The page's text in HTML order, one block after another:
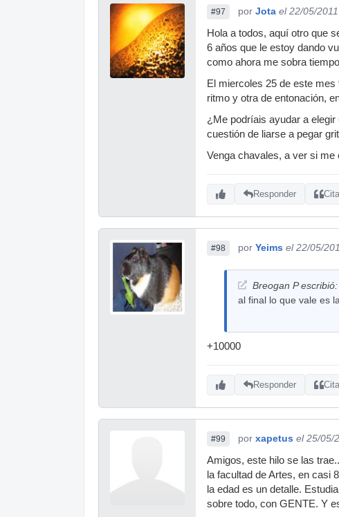
#97 por Jota el 22/05/2011
Hola a todos, aquí otro que
6 años que le estoy dando
como ahora me sobra
El miercoles 25 de este
ritmo y otra de entonación,
¿Me podríais ayudar a
cuestión de liarse a pegar
Venga chavales, a ver si me
Responder
#98 por Yeims el 22/05/
Breogan P escribió:
al final lo que vale es
+10000
Responder
#99 por xapetus el 25/05/
Amigos, este hilo se las
la facultad de Artes, en casi
la edad es un detalle.
sobre todo, con GENTE. Y